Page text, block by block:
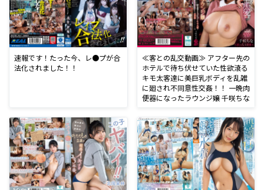
速報です！たった今、レ●プが合
法化されました！！
≪客との乱交動画≫ アフター先の
ホテルで待ち伏せていた性欲滾る
キモ太客達に美巨乳ボディを乱雑
に廻され不同意性交姦！！ 一晩肉
便器になったラウンジ嬢 千咲ちな